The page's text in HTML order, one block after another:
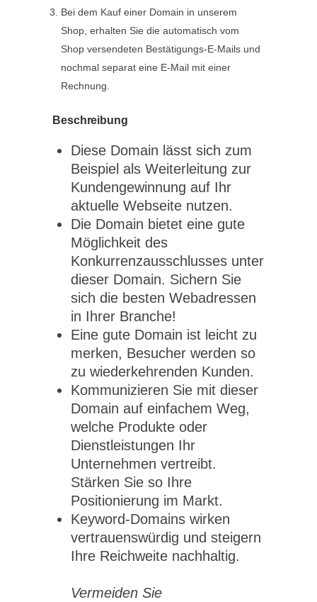
Bei dem Kauf einer Domain in unserem
Shop, erhalten Sie die automatisch vom
Shop versendeten Bestätigungs-E-Mails und
nochmal separat eine E-Mail mit einer
Rechnung.
Beschreibung
Diese Domain lässt sich zum
Beispiel als Weiterleitung zur
Kundengewinnung auf Ihr
aktuelle Webseite nutzen.
Die Domain bietet eine gute
Möglichkeit des
Konkurrenzausschlusses unter
dieser Domain. Sichern Sie
sich die besten Webadressen
in Ihrer Branche!
Eine gute Domain ist leicht zu
merken, Besucher werden so
zu wiederkehrenden Kunden.
Kommunizieren Sie mit dieser
Domain auf einfachem Weg,
welche Produkte oder
Dienstleistungen Ihr
Unternehmen vertreibt.
Stärken Sie so Ihre
Positionierung im Markt.
Keyword-Domains wirken
vertrauenswürdig und steigern
Ihre Reichweite nachhaltig.
Vermeiden Sie